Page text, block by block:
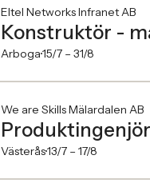
Eltel Networks Infranet AB
Konstruktör -
Arboga15/7 – 31/8
We are Skills Mälardalen AB
Västerås13/7 – 17/8